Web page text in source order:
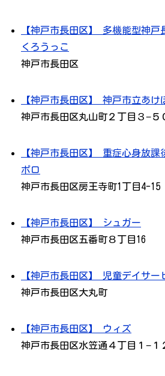
【神戸市長田区】 多機能型神
くろうっこ
神戸市長田区
【神戸市長田区】 神戸市立あけ
神戸市長田区丸山町２丁目３−５
【神戸市長田区】 重症心身放
ポロ
神戸市長田区房王寺町1丁目4-15
【神戸市長田区】 シュガー
神戸市長田区五番町８丁目16
【神戸市長田区】 児童デイサ
神戸市長田区大丸町
【神戸市長田区】 ウィズ
神戸市長田区水笠通４丁目１−１